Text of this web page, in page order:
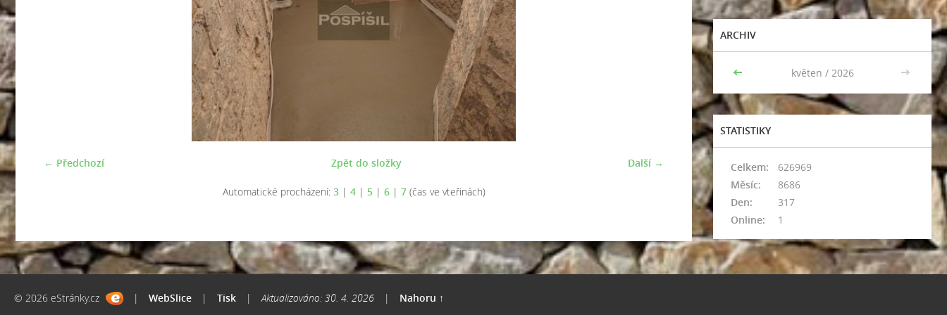
← Předchozí Další →
Zpět do složky
Automatické procházení: 3| 4| 5| 6| 7(čas ve vteřinách)
ARCHIV
<< květen / 2026 >>
STATISTIKY
Online: 1
Celkem:
626969
Měsíc:
8686
Den:
317
© 2026 eStránky.cz | WebSlice | Tisk | Aktualizováno: 30. 4. 2026 | Nahoru ↑